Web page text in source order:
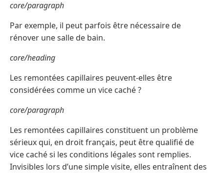
core/paragraph
Par exemple, il peut parfois être nécessaire de
rénover une salle de bain.
core/heading
Les remontées capillaires peuvent-elles être
considérées comme un vice caché ?
core/paragraph
Les remontées capillaires constituent un problème
sérieux qui, en droit français, peut être qualifié de
vice caché si les conditions légales sont remplies.
Invisibles lors d’une simple visite, elles entraînent des